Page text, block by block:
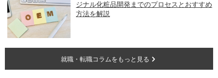
ジナル化粧品開発までのプロセスとおすすめ
方法を解説
就職・転職コラムをもっと見る